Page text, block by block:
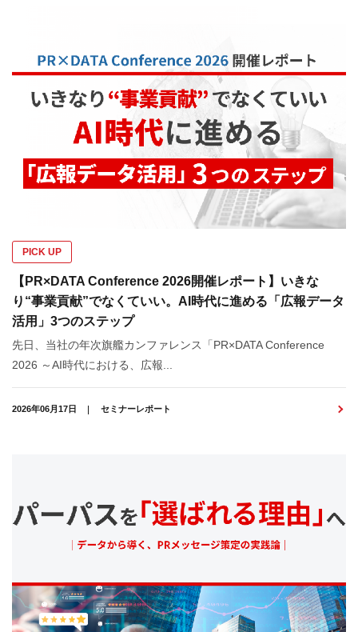
PICK UP
【PR×DATA Conference 2026開催レポート】いきな
り“事業貢献”でなくていい。AI時代に進める「広報データ
活用」3つのステップ
先日、当社の年次旗艦カンファレンス「PR×DATA Conference
2026 ～AI時代における、広報...
2026年06月17日 セミナーレポート